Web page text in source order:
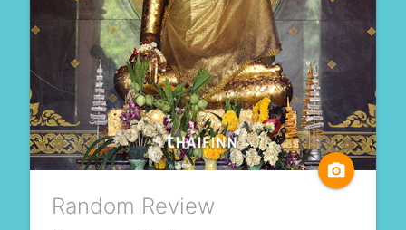
camera_alt
Random Review